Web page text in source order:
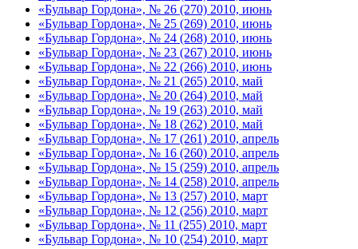
«Бульвар Гордона», № 26 (270) 2010, июнь
«Бульвар Гордона», № 25 (269) 2010, июнь
«Бульвар Гордона», № 24 (268) 2010, июнь
«Бульвар Гордона», № 23 (267) 2010, июнь
«Бульвар Гордона», № 22 (266) 2010, июнь
«Бульвар Гордона», № 21 (265) 2010, май
«Бульвар Гордона», № 20 (264) 2010, май
«Бульвар Гордона», № 19 (263) 2010, май
«Бульвар Гордона», № 18 (262) 2010, май
«Бульвар Гордона», № 17 (261) 2010, апрель
«Бульвар Гордона», № 16 (260) 2010, апрель
«Бульвар Гордона», № 15 (259) 2010, апрель
«Бульвар Гордона», № 14 (258) 2010, апрель
«Бульвар Гордона», № 13 (257) 2010, март
«Бульвар Гордона», № 12 (256) 2010, март
«Бульвар Гордона», № 11 (255) 2010, март
«Бульвар Гордона», № 10 (254) 2010, март